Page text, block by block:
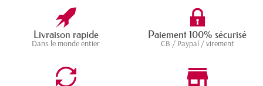
Livraison rapide
Dans le monde entier
Paiement 100% sécurisé
CB / Paypal / virement